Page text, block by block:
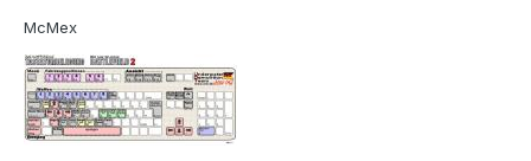
McMex